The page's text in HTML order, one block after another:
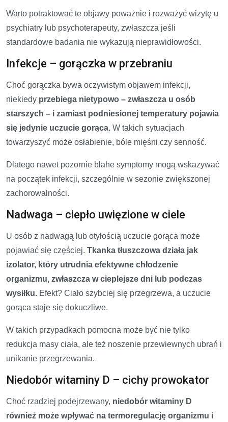
Warto potraktować te objawy poważnie i rozważyć wizytę u
psychiatry lub psychoterapeuty, zwłaszcza jeśli
standardowe badania nie wykazują nieprawidłowości.
Infekcje – gorączka w przebraniu
Choć gorączka bywa oczywistym objawem infekcji,
niekiedy przebiega nietypowo – zwłaszcza u osób
starszych – i zamiast podniesionej temperatury pojawia
się jedynie uczucie gorąca. W takich sytuacjach
towarzyszyć może osłabienie, bóle mięśni czy senność.
Dlatego nawet pozornie błahe symptomy mogą wskazywać
na początek infekcji, szczególnie w sezonie zwiększonej
zachorowalności.
Nadwaga – ciepło uwięzione w ciele
U osób z nadwagą lub otyłością uczucie gorąca może
pojawiać się częściej. Tkanka tłuszczowa działa jak
izolator, który utrudnia efektywne chłodzenie
organizmu, zwłaszcza w cieplejsze dni lub podczas
wysiłku. Efekt? Ciało szybciej się przegrzewa, a uczucie
gorąca staje się dokuczliwe.
W takich przypadkach pomocna może być nie tylko
redukcja masy ciała, ale też noszenie przewiewnych ubrań i
unikanie przegrzewania.
Niedobór witaminy D – cichy prowokator
Choć rzadziej podejrzewany, niedobór witaminy D
również może wpływać na termoregulację organizmu i